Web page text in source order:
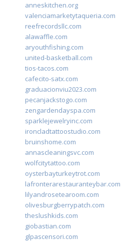
anneskitchen.org
valenciamarketytaqueria.com
reefrecordsllc.com
alawaffle.com
aryouthfishing.com
united-basketball.com
tios-tacos.com
cafecito-satx.com
graduacionviu2023.com
pecanjackstogo.com
zengardendayspa.com
sparklejewelryinc.com
ironcladtattoostudio.com
bruinshome.com
annascleaningsvc.com
wolfcitytattoo.com
oysterbayturkeytrot.com
lafronterarestauranteybar.com
lilyandrosetearoom.com
olivesburgberrypatch.com
theslushkids.com
giobastian.com
glpascensori.com